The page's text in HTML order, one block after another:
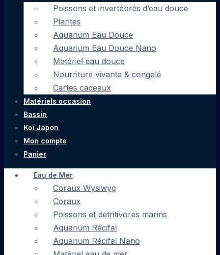
Poissons et invertébrés d’eau douce
Plantes
Aquarium Eau Douce
Aquarium Eau Douce Nano
Matériel eau douce
Nourriture vivante & congelé
Cartes cadeaux
Matériels occasion
Bassin
Koï Japon
Mon compte
Panier
Eau de Mer
Coraux Wysiwyg
Coraux
Poissons et detritivores marins
Aquarium Récifal
Aquarium Récifal Nano